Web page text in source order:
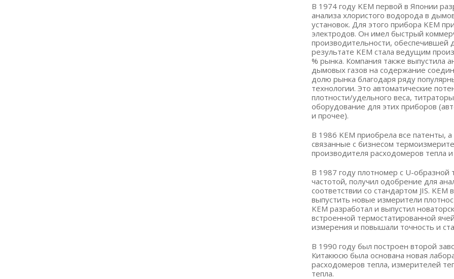
В 1974 году KEM первой в Японии
анализа хлористого водорода в
установок. Для этого прибора KEM
электродов. Он имел быстрый
производительности, обеспечившей
результате KEM стала ведущим
% рынка. Компания также выпустила
дымовых газов на содержание
долю рынка благодаря ряду
технологии. Это автоматические
плотности/удельного веса,
оборудование для этих приборов
и прочее).
В 1986 KEM приобрела все патенты,
связанные с бизнесом
производителя расходомеров тепла
В 1987 году плотномер с U-
частотой, получил одобрение для
соответствии со стандартом JIS.
выпустить новые измерители
KEM разработал и выпустил
встроенной термостатированной
измерения и повышали точность и
В 1990 году был построен второй
Китакюсю была основана новая
расходомеров тепла, измерителей
тепла.